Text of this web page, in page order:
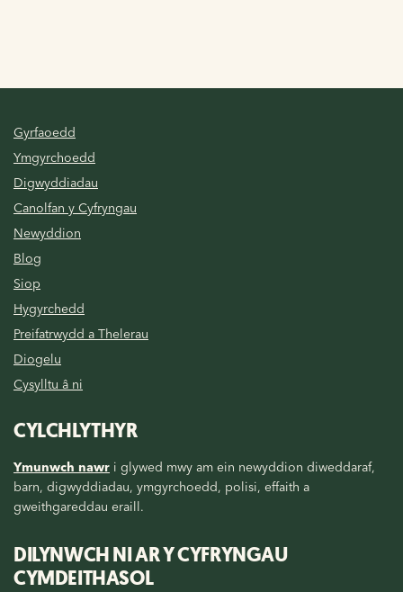
Gyrfaoedd
Ymgyrchoedd
Digwyddiadau
Canolfan y Cyfryngau
Newyddion
Blog
Siop
Hygyrchedd
Preifatrwydd a Thelerau
Diogelu
Cysylltu â ni
CYLCHLYTHYR
Ymunwch nawr i glywed mwy am ein newyddion diweddaraf,
barn, digwyddiadau, ymgyrchoedd, polisi, effaith a
gweithgareddau eraill.
DILYNWCH NI AR Y CYFRYNGAU
CYMDEITHASOL